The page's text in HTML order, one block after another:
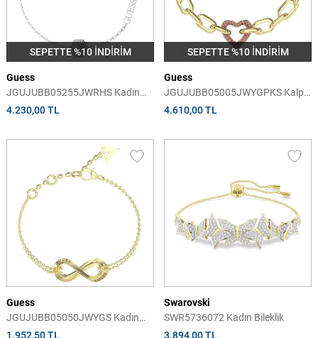
SEPETTE %10 İNDİRİM
Guess
JGUJUBB05255JWRHS Kadın
Bileklik
4.230,00 TL
SEPETTE %10 İNDİRİM
Guess
JGUJUBB05005JWYGPKS Kalpli
Kadın Bileklik
4.610,00 TL
Guess
JGUJUBB05050JWYGS Kadın
Bileklik
1.952,50 TL
Swarovski
SWR5736072 Kadın Bileklik
3.894,00 TL